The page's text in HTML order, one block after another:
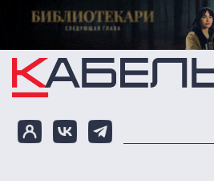
Перейти к основному содержанию